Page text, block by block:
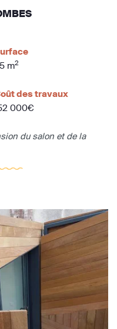
m2
des travaux
000€
du salon et de la